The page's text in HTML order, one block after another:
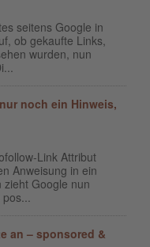
seitens Google in
ob gekaufte Links,
wurden, nun
noch ein Hinweis,
Link Attribut
Anweisung in ein
zieht Google nun
an – sponsored &